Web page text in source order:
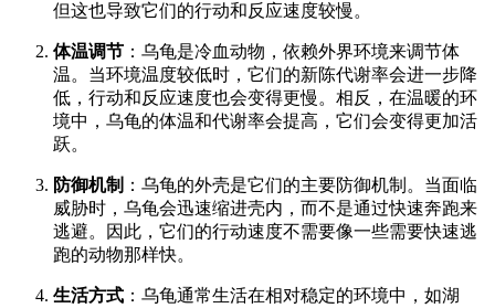
但这也导致它们的行动和反应速度较慢。
体温调节 ：乌龟是冷血动物，依赖外界环境来调节体
温。当环境温度较低时，它们的新陈代谢率会进一步降
低，行动和反应速度也会变得更慢。相反，在温暖的环
境中，乌龟的体温和代谢率会提高，它们会变得更加活
跃。
防御机制 ：乌龟的外壳是它们的主要防御机制。当面临
威胁时，乌龟会迅速缩进壳内，而不是通过快速奔跑来
逃避。因此，它们的行动速度不需要像一些需要快速逃
跑的动物那样快。
生活方式 ：乌龟通常生活在相对稳定的环境中，如湖